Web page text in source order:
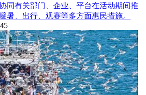
同有关部门、企业、平台在活动期间推
暑、出行、观赛等多方面惠民措施。